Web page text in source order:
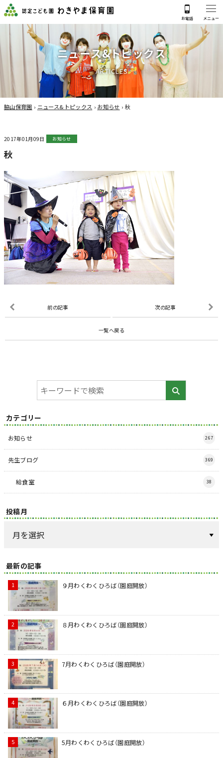
ニュース&トピックス
ARTICLES
脇山保育園 › ニュース&トピックス › お知らせ › 秋
2017年01月09日 お知らせ
秋
前の記事 次の記事
一覧へ戻る
カテゴリー
お知らせ 267
先生ブログ 369
給食室 38
投稿月
最新の記事
９月わくわくひろば（園庭開放）
８月わくわくひろば（園庭開放）
7月わくわくひろば（園庭開放）
６月わくわくひろば（園庭開放）
5月わくわくひろば（園庭開放）